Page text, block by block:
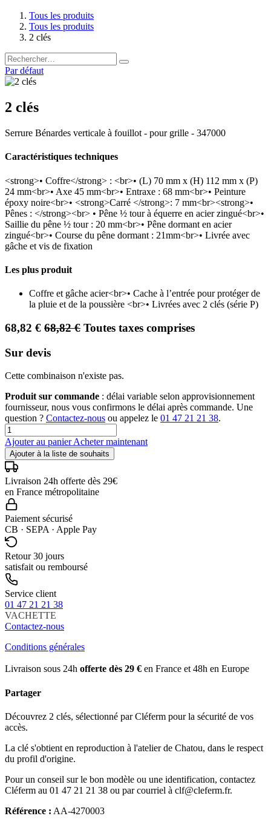
Tous les produits
Tous les produits
2 clés
Par défaut
2 clés
Serrure Bénardes verticale à fouillot - pour grille - 347000
Caractéristiques techniques
<strong>• Coffre</strong> : <br>• (L) 70 mm x (H) 112 mm x (P)
24 mm<br>• Axe 45 mm<br>• Entraxe : 68 mm<br>• Peinture
époxy noire<br>• <strong>Carré </strong>: 7 mm<br><strong>•
Pênes : </strong><br> • Pêne ½ tour à équerre en acier zingué<br>•
Saillie du pêne ½ tour : 20 mm<br>• Pêne dormant en acier
zingué<br>• Course du pêne dormant : 21mm<br>• Livrée avec
gâche et vis de fixation
Les plus produit
Coffre et gâche acier<br>• Cache à l’entrée pour protéger de
la pluie et de la poussière <br>• Livrées avec 2 clés (série P)
68,82 € 68,82€ Toutes taxes comprises
Sur devis
Cette combinaison n'existe pas.
Produit sur commande : délai variable selon approvisionnement
fournisseur, nous vous confirmons le délai après commande. Une
question ? Contactez-nous ou appelez le 01 47 21 21 38.
Ajouter au panierAcheter maintenant
Ajouter à la liste de souhaits
Livraison 24h offerte dès 29€
en France métropolitaine
Paiement sécurisé
CB · SEPA · Apple Pay
Retour 30 jours
satisfait ou remboursé
Service client
01 47 21 21 38
VACHETTE
Contactez-nous
Conditions générales
Livraison sous 24h offerte dès 29 € en France et 48h en Europe
Partager
Découvrez 2 clés, sélectionné par Cléferm pour la sécurité de vos
accès.
La clé s'obtient en reproduction à l'atelier de Chatou, dans le respect
du profil d'origine.
Pour un conseil sur le bon modèle ou une identification, contactez
Cléferm au 01 47 21 21 38 ou par courriel à clf@cleferm.fr.
Référence : AA-4270003